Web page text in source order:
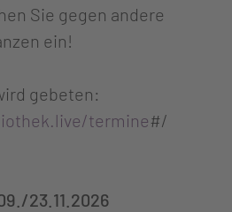
Sie gegen andere
ein!
gebeten:
termine#/
23.11.2026